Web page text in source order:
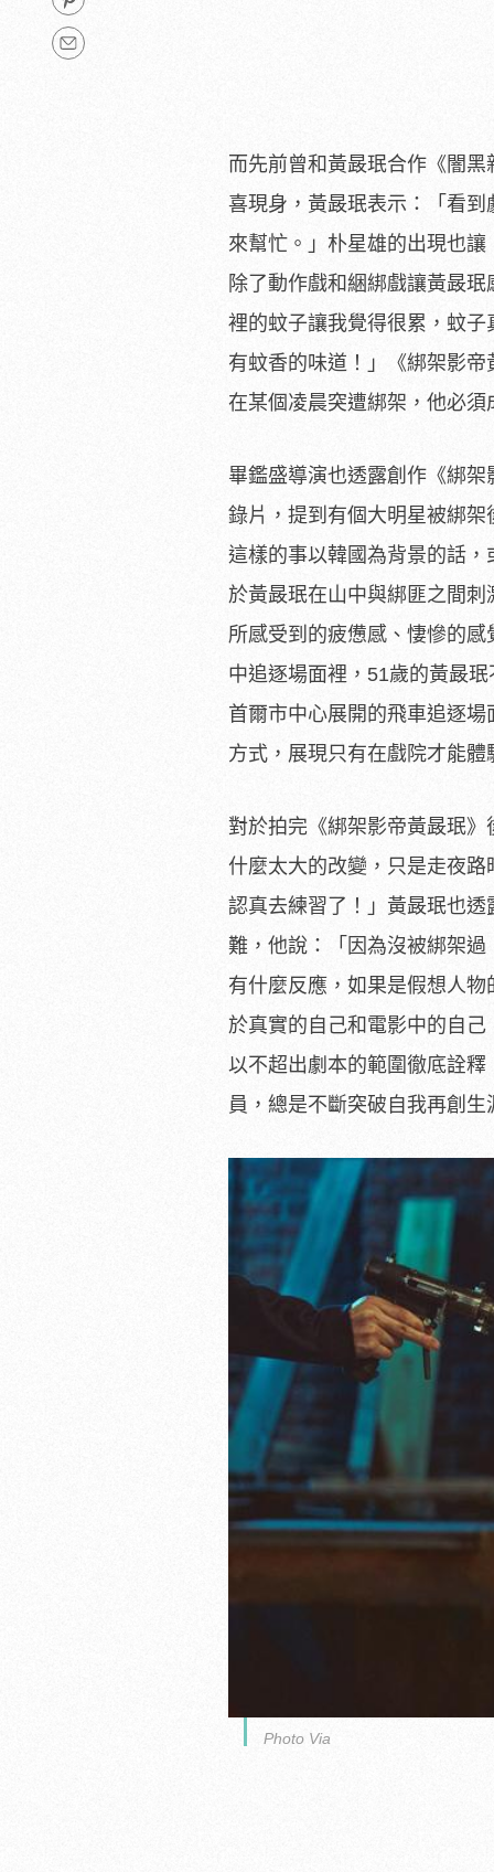
而先前曾和黃晸珉合作《闇黑
喜現身，黃晸珉表示：「 看到
來幫忙。」朴星雄的出現也讓
除了動作戲和綑綁戲讓黃晸珉
裡的蚊子讓我覺得很累，蚊子
有蚊香的味道！」《綁架影帝
在某個凌晨突遭綁架，他必須
畢鑑盛導演也透露創作《綁
錄片，提到有個大明星被綁架
這樣的事以韓國為背景的話
於黃晸珉在山中與綁匪之間刺
所感受到的疲憊感、悽慘的感
中追逐場面裡，51歲的黃晸
首爾市中心展開的飛車追逐
方式， 展現只有在戲院才能體
對於拍完《綁架影帝黃晸珉》
什麼太大的改變， 只是走夜路
認真去練習了！」 黃晸珉也透
難，他說：「 因為沒被綁架過
有什麼反應，如果是假想人物
於真實的自己和電影中的自己
以不超出劇本的範圍徹底詮釋
員， 總是不斷突破自我再創生
Photo Via